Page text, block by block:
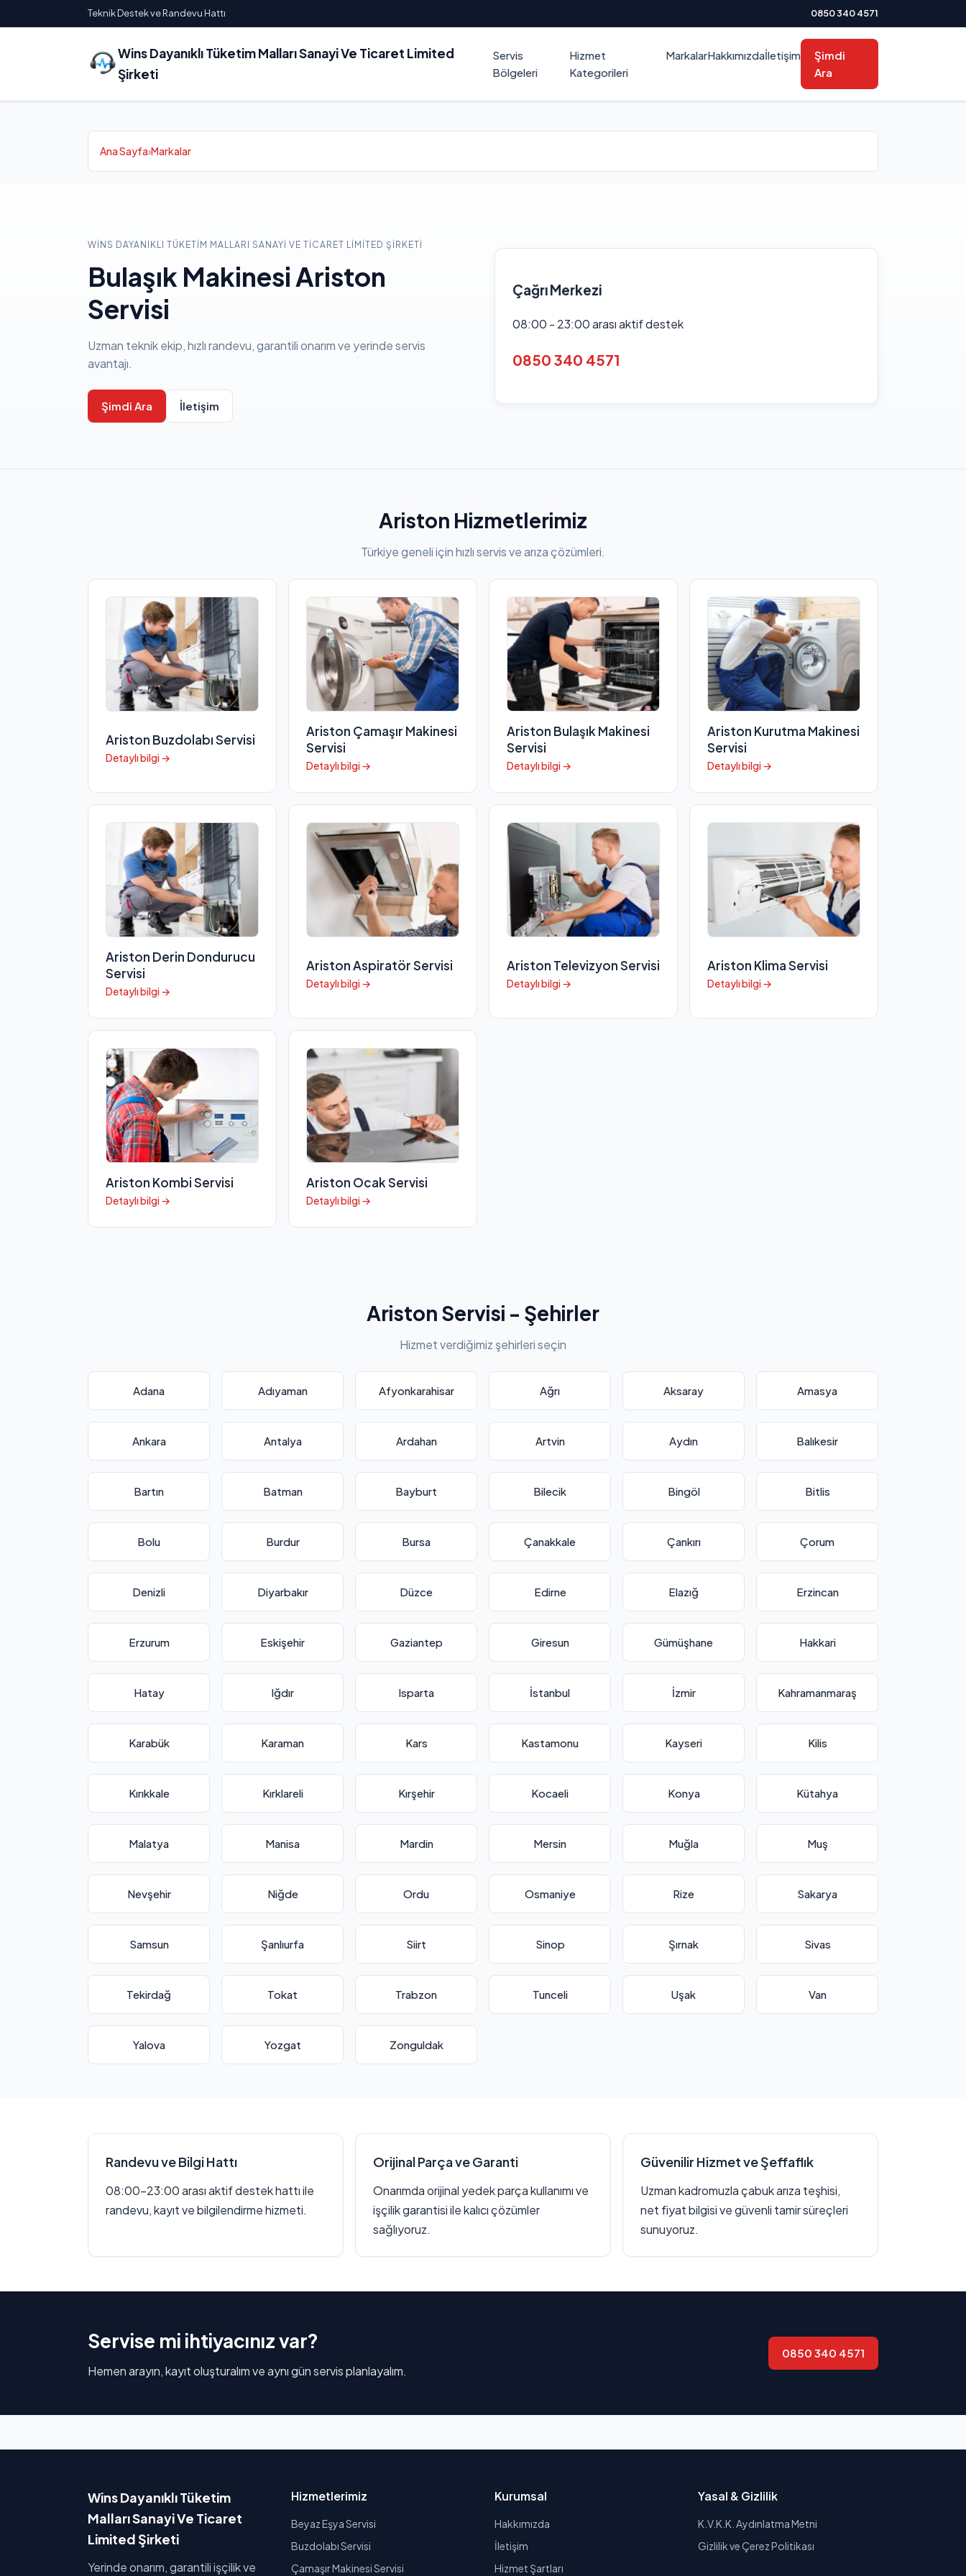
Teknik Destek ve Randevu Hattı 0850 340 4571
Wins Dayanıklı Tüketim Malları Sanayi Ve Ticaret Limited
Şirketi
Servis
Bölgeleri
Hizmet
Kategorileri
MarkalarHakkımızdaİletişim
Şimdi
Ara
Ana Sayfa›Markalar
WINS DAYANIKLI TÜKETIM MALLARI SANAYI VE TICARET LIMITED ŞIRKETI
Bulaşık Makinesi Ariston
Servisi
Uzman teknik ekip, hızlı randevu, garantili onarım ve yerinde servis
avantajı.
Şimdi Ara İletişim
Çağrı Merkezi
08:00 - 23:00 arası aktif destek
0850 340 4571
Ariston Hizmetlerimiz
Türkiye geneli için hızlı servis ve arıza çözümleri.
Ariston Buzdolabı Servisi
Detaylı bilgi →
Ariston Çamaşır Makinesi
Servisi
Detaylı bilgi →
Ariston Bulaşık Makinesi
Servisi
Detaylı bilgi →
Ariston Kurutma Makinesi
Servisi
Detaylı bilgi →
Ariston Derin Dondurucu
Servisi
Detaylı bilgi →
Ariston Aspiratör Servisi
Detaylı bilgi →
Ariston Televizyon Servisi
Detaylı bilgi →
Ariston Klima Servisi
Detaylı bilgi →
Ariston Kombi Servisi
Detaylı bilgi →
Ariston Ocak Servisi
Detaylı bilgi →
Ariston Servisi - Şehirler
Hizmet verdiğimiz şehirleri seçin
Adana Adıyaman Afyonkarahisar Ağrı Aksaray Amasya
Ankara Antalya Ardahan Artvin Aydın Balıkesir
Bartın Batman Bayburt Bilecik Bingöl Bitlis
Bolu Burdur Bursa Çanakkale Çankırı Çorum
Denizli Diyarbakır Düzce Edirne Elazığ Erzincan
Erzurum Eskişehir Gaziantep Giresun Gümüşhane Hakkari
Hatay Iğdır Isparta İstanbul İzmir Kahramanmaraş
Karabük Karaman Kars Kastamonu Kayseri Kilis
Kırıkkale Kırklareli Kırşehir Kocaeli Konya Kütahya
Malatya Manisa Mardin Mersin Muğla Muş
Nevşehir Niğde Ordu Osmaniye Rize Sakarya
Samsun Şanlıurfa Siirt Sinop Şırnak Sivas
Tekirdağ Tokat Trabzon Tunceli Uşak Van
Yalova Yozgat Zonguldak
Randevu ve Bilgi Hattı
08:00–23:00 arası aktif destek hattı ile
randevu, kayıt ve bilgilendirme hizmeti.
Orijinal Parça ve Garanti
Onarımda orijinal yedek parça kullanımı ve
işçilik garantisi ile kalıcı çözümler
sağlıyoruz.
Güvenilir Hizmet ve Şeffaflık
Uzman kadromuzla çabuk arıza teşhisi,
net fiyat bilgisi ve güvenli tamir süreçleri
sunuyoruz.
Servise mi ihtiyacınız var?
Hemen arayın, kayıt oluşturalım ve aynı gün servis planlayalım.
0850 340 4571
Wins Dayanıklı Tüketim
Malları Sanayi Ve Ticaret
Limited Şirketi
Yerinde onarım, garantili işçilik ve
Hizmetlerimiz
Beyaz Eşya Servisi
Buzdolabı Servisi
Çamaşır Makinesi Servisi
Kurumsal
Hakkımızda
İletişim
Hizmet Şartları
Yasal & Gizlilik
K.V.K.K. Aydınlatma Metni
Gizlilik ve Çerez Politikası